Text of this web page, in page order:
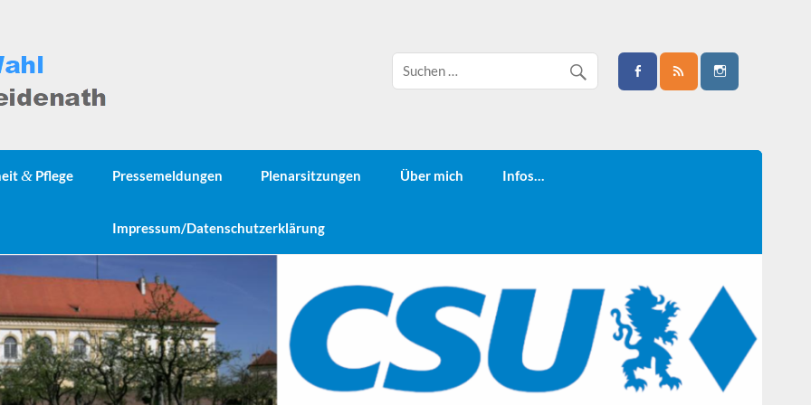
& Pflege Pressemeldungen Plenarsitzungen Über mich Infos…
Impressum/Datenschutzerklärung